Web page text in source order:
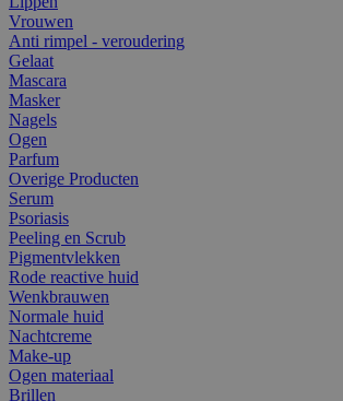
Vrouwen
Anti rimpel - veroudering
Gelaat
Mascara
Masker
Nagels
Ogen
Parfum
Overige Producten
Serum
Psoriasis
Peeling en Scrub
Pigmentvlekken
Rode reactive huid
Wenkbrauwen
Normale huid
Nachtcreme
Make-up
Ogen materiaal
Brillen